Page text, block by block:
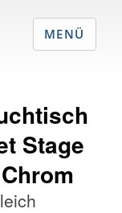
Stage
MENÜ